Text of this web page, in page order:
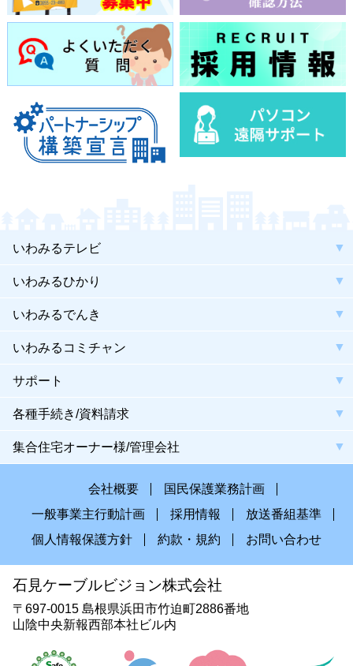
いわみるテレビ
いわみるひかり
いわみるでんき
いわみるコミチャン
サポート
各種手続き/資料請求
集合住宅オーナー様/管理会社
会社概要
国民保護業務計画
一般事業主行動計画
採用情報
放送番組基準
個人情報保護方針
約款・規約 お問い合わせ
石見ケーブルビジョン株式会社
〒697-0015 島根県浜田市竹迫町2886番地
山陰中央新報西部本社ビル内